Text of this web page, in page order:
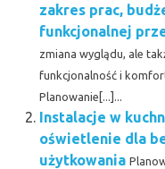
zakres prac,
funkcjonalnej
zmiana wyglądu, ale
funkcjonalność i
Planowanie[...]...
Instalacje w
oświetlenie dla
użytkowania